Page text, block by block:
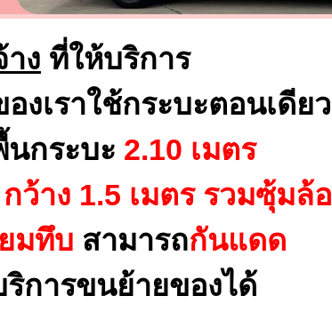
ง ที่ให้บริการ
งเราใช้กระบะตอนเดียว
นกระบะ 2.10 เมตร
กว้าง 1.5 เมตร รวมซุ้มล้อ
มทึบ สามารถกันแดด
การขนย้ายของได้